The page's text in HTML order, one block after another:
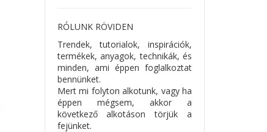
RÓLUNK RÖVIDEN
Trendek, tutorialok, inspirációk,
termékek, anyagok, technikák, és
minden, ami éppen foglalkoztat
bennünket.
Mert mi folyton alkotunk, vagy ha
éppen mégsem, akkor a
következő alkotáson törjük a
fejünket.